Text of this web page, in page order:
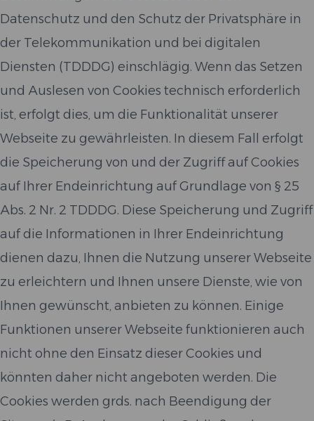
Datenschutz und den Schutz der Privatsphäre in
der Telekommunikation und bei digitalen
Diensten (TDDDG) einschlägig. Wenn das Setzen
und Auslesen von Cookies technisch erforderlich
ist, erfolgt dies, um die Funktionalität unserer
Webseite zu gewährleisten. In diesem Fall erfolgt
die Speicherung von und der Zugriff auf Cookies
auf Ihrer Endeinrichtung auf Grundlage von § 25
Abs. 2 Nr. 2 TDDDG. Diese Speicherung und Zugriff
auf die Informationen in Ihrer Endeinrichtung
dienen dazu, Ihnen die Nutzung unserer Webseite
zu erleichtern und Ihnen unsere Dienste, wie von
Ihnen gewünscht, anbieten zu können. Einige
Funktionen unserer Webseite funktionieren auch
nicht ohne den Einsatz dieser Cookies und
könnten daher nicht angeboten werden. Die
Cookies werden grds. nach Beendigung der